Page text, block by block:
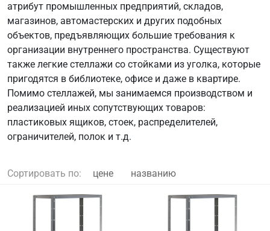
атрибут промышленных предприятий, складов,
магазинов, автомастерских и других подобных
объектов, предъявляющих большие требования к
организации внутреннего пространства. Существуют
также легкие стеллажи со стойками из уголка, которые
пригодятся в библиотеке, офисе и даже в квартире.
Помимо стеллажей, мы занимаемся производством и
реализацией иных сопутствующих товаров:
пластиковых ящиков, стоек, распределителей,
ограничителей, полок и т.д.
Сортировать по: цене названию